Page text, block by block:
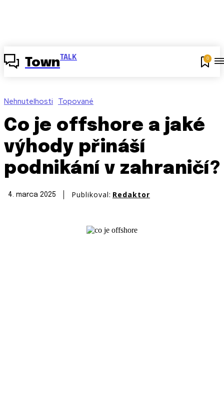
Town TALK 0
Nehnuteľnosti Topované
Co je offshore a jaké
výhody přináší
podnikání v zahraničí?
4. marca 2025 Publikoval: Redaktor